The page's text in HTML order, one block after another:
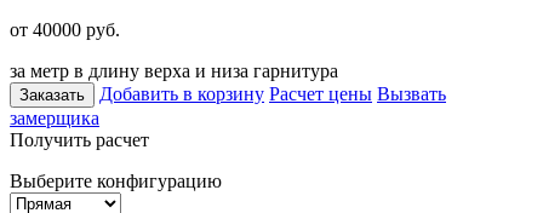
от 40000 руб.
за метр в длину верха и низа гарнитура
Заказать Добавить в корзину Расчет цены Вызвать
замерщика
Получить расчет
Выберите конфигурацию